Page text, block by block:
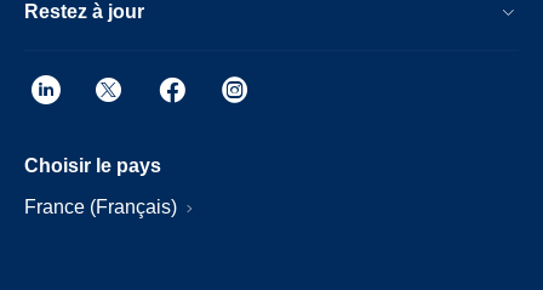
Restez à jour
Choisir le pays
France (Français)